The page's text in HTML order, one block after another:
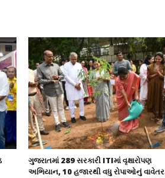
ગુજરાતમાં 289 સરકારી ITIમાં વૃક્ષારોપણ
અભિયાન, 10 હજારથી વધુ રોપાઓનું વાવેતર